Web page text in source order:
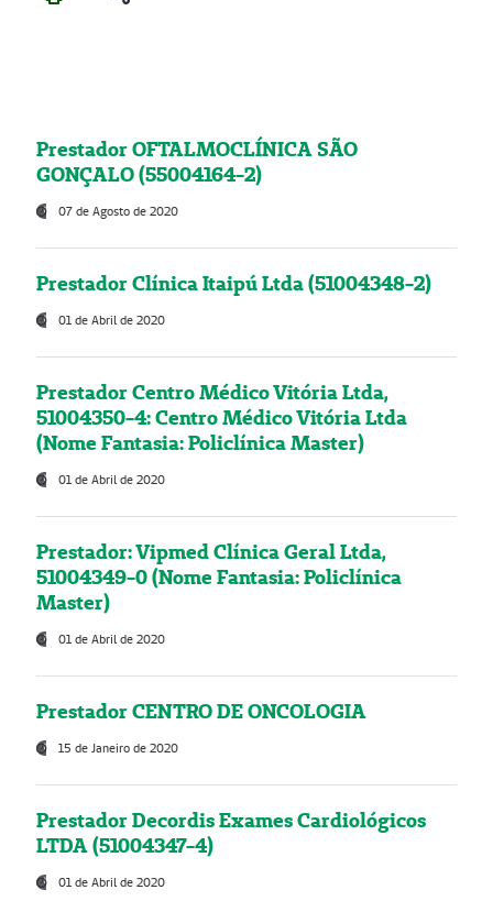
Prestador OFTALMOCLÍNICA SÃO
GONÇALO (55004164-2)
07 de Agosto de 2020
Prestador Clínica Itaipú Ltda (51004348-2)
01 de Abril de 2020
Prestador Centro Médico Vitória Ltda,
51004350-4: Centro Médico Vitória Ltda
(Nome Fantasia: Policlínica Master)
01 de Abril de 2020
Prestador: Vipmed Clínica Geral Ltda,
51004349-0 (Nome Fantasia: Policlínica
Master)
01 de Abril de 2020
Prestador CENTRO DE ONCOLOGIA
15 de Janeiro de 2020
Prestador Decordis Exames Cardiológicos
LTDA (51004347-4)
01 de Abril de 2020